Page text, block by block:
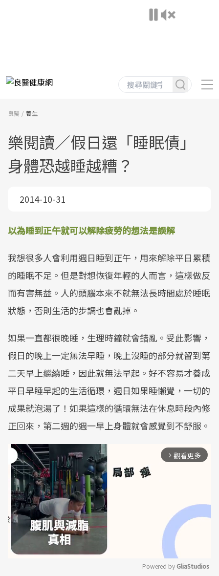
良醫 養生
樂閱讀／假日還「睡眠債」
身體恐越睡越糟？
2014-10-31
以為睡到正午就可以解除疲勞的想法是誤解
我想很多人會利用週日睡到正午，用來解除平日累積
的睡眠不足。但是對想恢復年輕的人而言，這樣做反
而有害無益。人的頭腦本來不就無法長時間處於睡眠
狀態，否則生活的步調也會亂掉。
如果一直都很晚睡，生理時鐘就會錯亂。受此影響，
假日的晚上一定無法早睡，晚上沒睡的部分就留到第
二天早上繼續睡，因此就無法早起。好不容易才養成
平日早睡早起的生活循環，週日如果睡懶覺，一切的
成果就泡湯了！如果這樣的循環無法在休息時段內修
正回來，第二週的週一早上身體就會感覺到不舒服。
arrow_forward_ios 觀看更多
Powered by GliaStudios